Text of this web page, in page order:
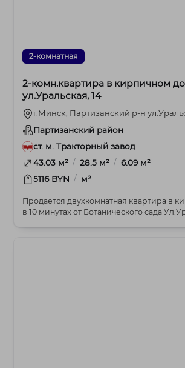
2-комнатная
2-комн.квартира в кирпичном
ул.Уральская, 14
г.Минск, Партизанский р-н
Партизанский район
ст. м. Тракторный завод
43.03 м² / 28.5 м² / 6.09 м²
5116 BYN / м²
Продается двухкомнатная квартира в
в 10 минутах от